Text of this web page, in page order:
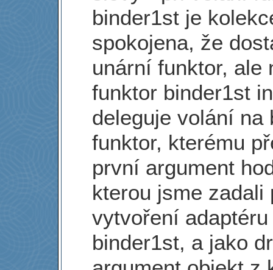
binder1st je
spokojena, že
unární funktor, ale
funktor binder1st
deleguje volání na
funktor, kterému
první argument
kterou jsme zadali
vytvoření adaptéru
binder1st, a jako